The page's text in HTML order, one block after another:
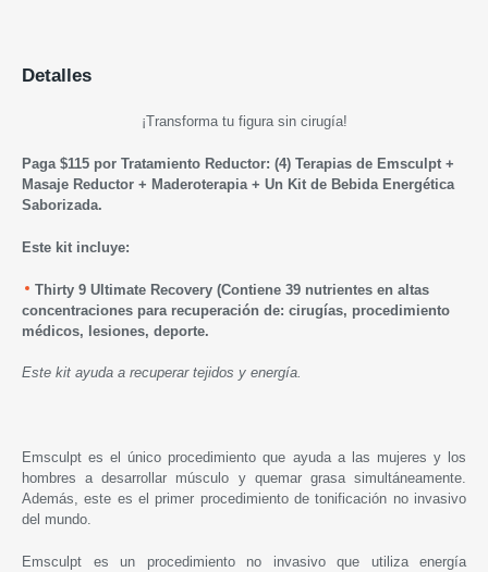
Detalles
¡Transforma tu figura sin cirugía!
Paga $115 por Tratamiento Reductor: (4) Terapias de Emsculpt +
Masaje Reductor + Maderoterapia + Un Kit de Bebida Energética
Saborizada.
Este kit incluye:
Thirty 9 Ultimate Recovery (Contiene 39 nutrientes en altas
concentraciones para recuperación de: cirugías, procedimiento
médicos, lesiones, deporte.
Este kit ayuda a recuperar tejidos y energía.
Emsculpt es el único procedimiento que ayuda a las mujeres y los
hombres a desarrollar músculo y quemar grasa simultáneamente.
Además, este es el primer procedimiento de tonificación no invasivo
del mundo.
Emsculpt es un procedimiento no invasivo que utiliza energía